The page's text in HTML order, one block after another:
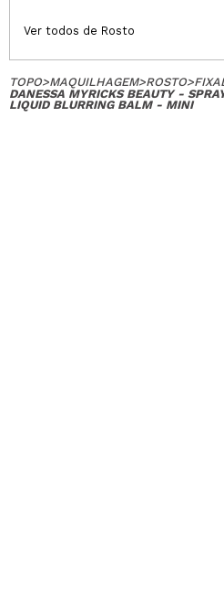
Ver todos de Rosto
TOPO>MAQUILHAGEM>ROSTO>
DANESSA MYRICKS BEAUTY -
LIQUID BLURRING BALM - MINI